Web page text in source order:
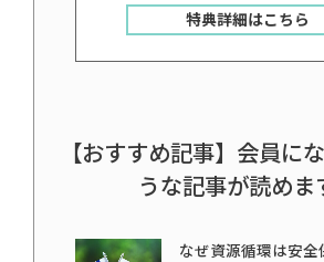
特典詳細はこちら
【おすすめ記事】会員に
うな記事が読めま
なぜ資源循環は安全